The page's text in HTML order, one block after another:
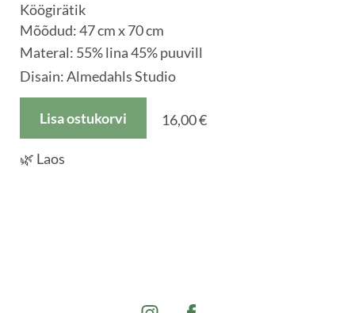
Köögirätik
Mõõdud: 47 cm x 70 cm
Materal: 55% lina 45% puuvill
Disain: Almedahls Studio
Lisa ostukorvi 16,00 €
🌿 Laos